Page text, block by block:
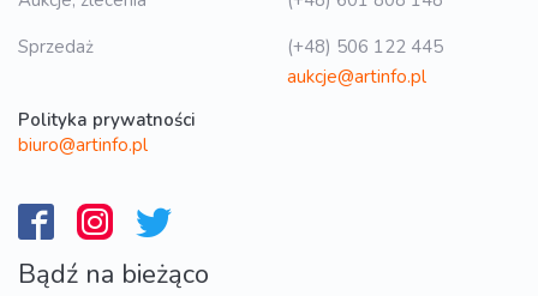
Sprzedaż
(+48) 506 122 445
aukcje@artinfo.pl
Polityka prywatności
biuro@artinfo.pl
Bądź na bieżąco